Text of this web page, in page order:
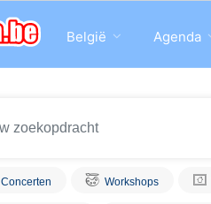
België Agenda
Concerten Workshops